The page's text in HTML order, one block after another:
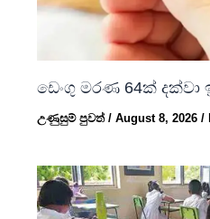
ඩෙංගු මරණ 64ක් දක්වා
උණුසුම් පුවත්/August 8, 2026/